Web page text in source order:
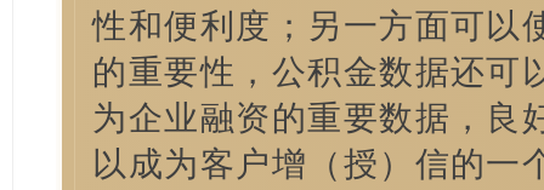
性和便利度；另一方面可以
的重要性，公积金数据还可
为企业融资的重要数据，良
以成为客户增（授）信的一